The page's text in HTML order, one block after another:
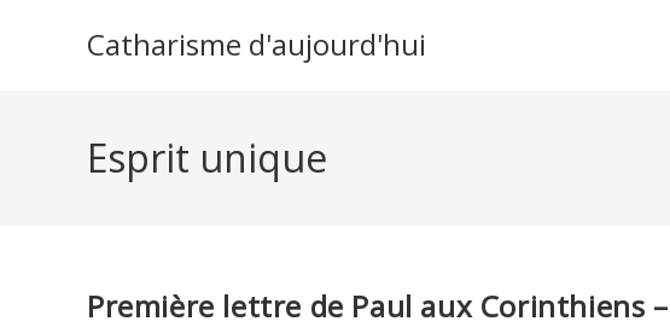
Catharisme d'aujourd'hui
Esprit unique
Première lettre de Paul aux Corinthiens